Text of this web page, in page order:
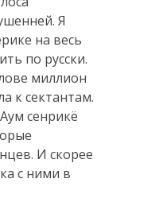
Я
на весь
по русски.
миллион
к сектантам.
сенрикё
И скорее
с ними в